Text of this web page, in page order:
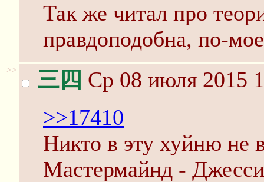
Так же читал про
правдоподобна, по-
>> 三四 Ср 08 июля 2015
>>17410
Никто в эту хуйню не
Мастермайнд -